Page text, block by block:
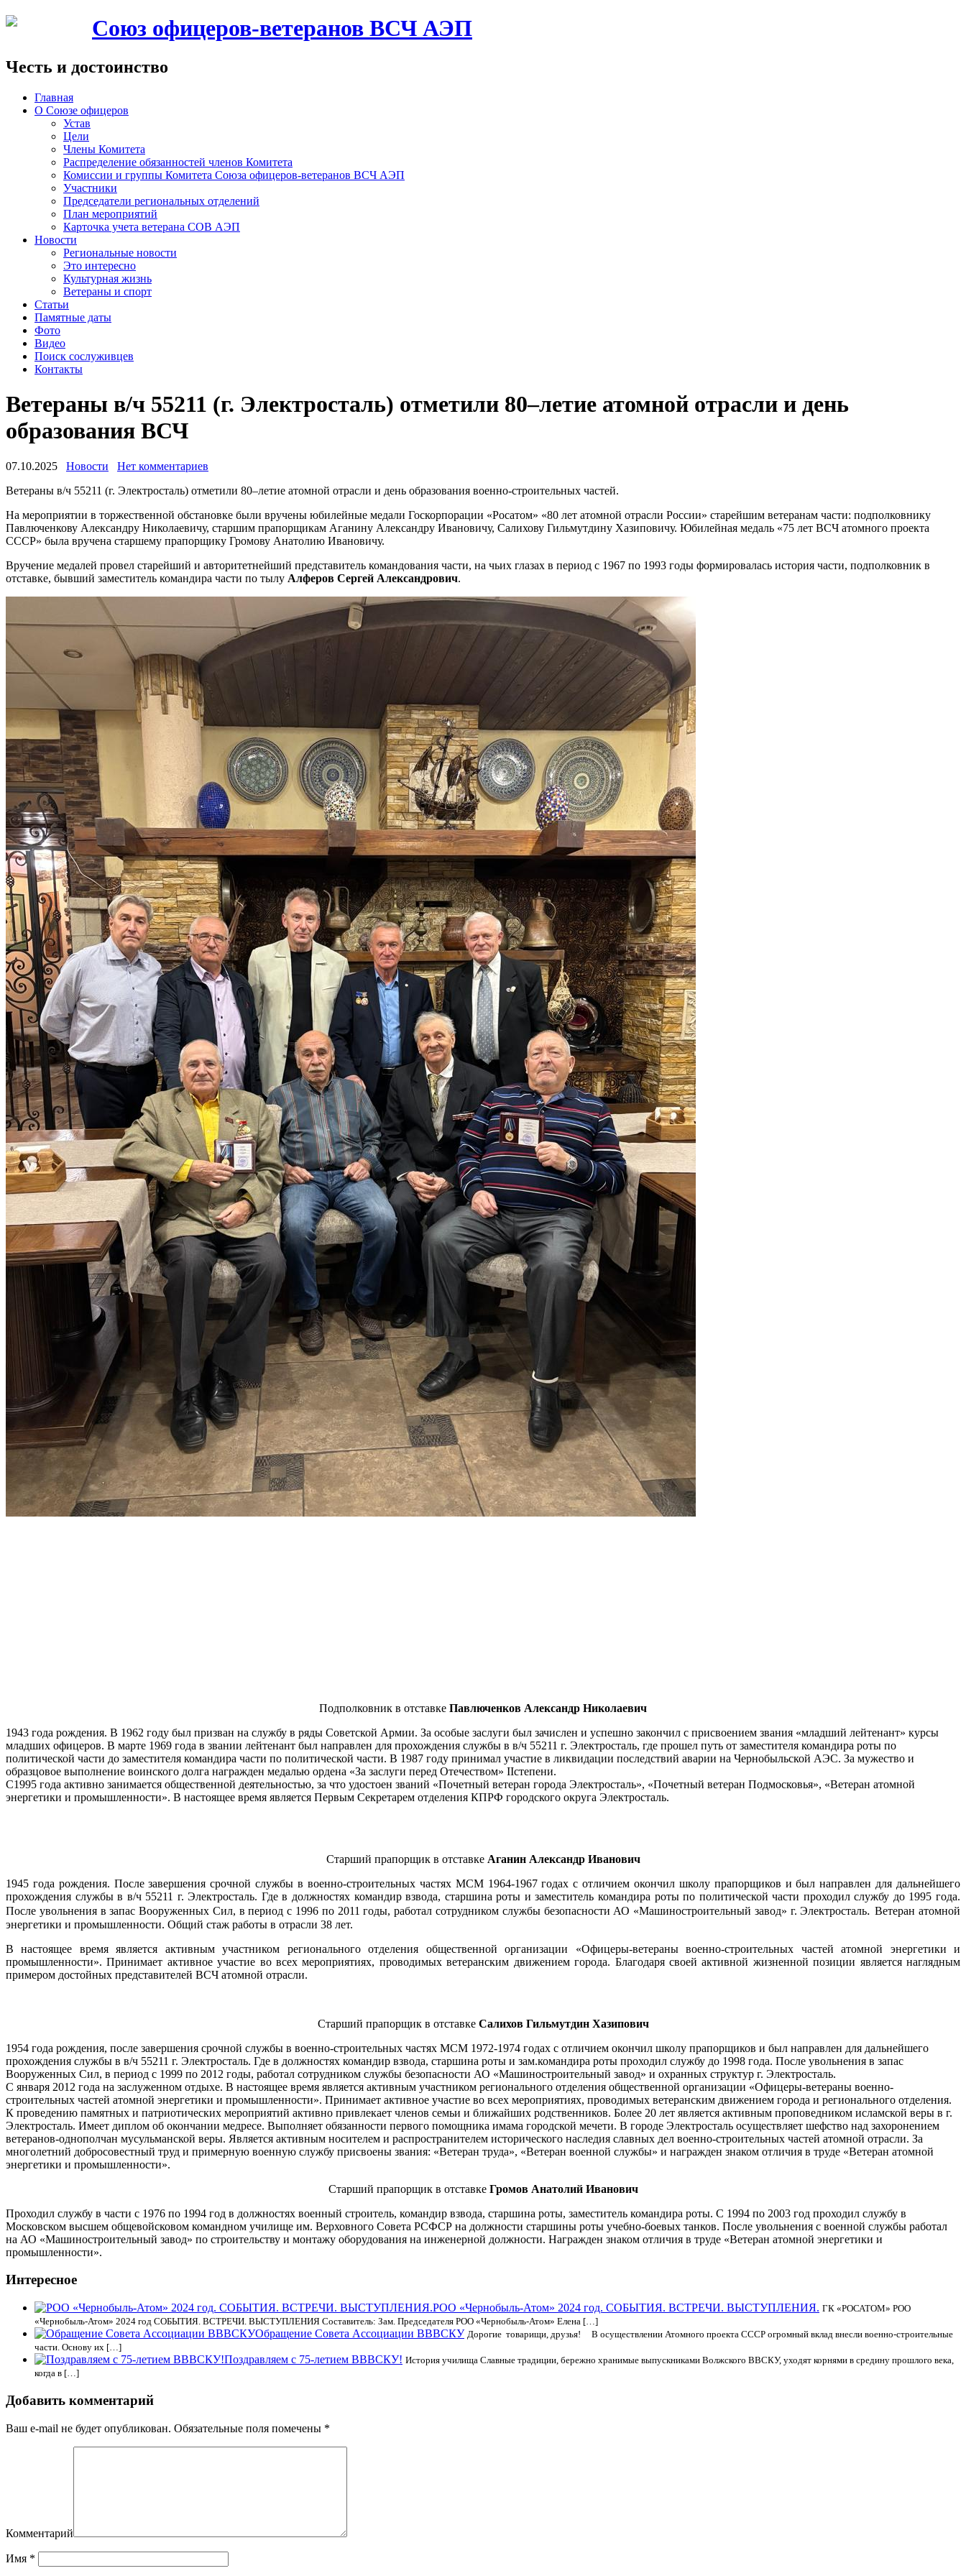
Союз офицеров-ветеранов ВСЧ АЭП
Честь и достоинство
Главная
О Союзе офицеров
Устав
Цели
Члены Комитета
Распределение обязанностей членов Комитета
Комиссии и группы Комитета Союза офицеров-ветеранов ВСЧ АЭП
Участники
Председатели региональных отделений
План мероприятий
Карточка учета ветерана CОВ АЭП
Новости
Региональные новости
Это интересно
Культурная жизнь
Ветераны и спорт
Статьи
Памятные даты
Фото
Видео
Поиск сослуживцев
Контакты
Ветераны в/ч 55211 (г. Электросталь) отметили 80–летие атомной отрасли и день
образования ВСЧ
07.10.2025 Новости
Нет комментариев
Ветераны в/ч 55211 (г. Электросталь) отметили 80–летие атомной отрасли и день образования военно-строительных частей.
На мероприятии в торжественной обстановке были вручены юбилейные медали Госкорпорации «Росатом» «80 лет атомной отрасли России» старейшим ветеранам части: подполковнику
Павлюченкову Александру Николаевичу, старшим прапорщикам Аганину Александру Ивановичу, Салихову Гильмутдину Хазиповичу. Юбилейная медаль «75 лет ВСЧ атомного проекта
СССР» была вручена старшему прапорщику Громову Анатолию Ивановичу.
Вручение медалей провел старейший и авторитетнейший представитель командования части, на чьих глазах в период с 1967 по 1993 годы формировалась история части, подполковник в
отставке, бывший заместитель командира части по тылу Алферов Сергей Александрович.
Подполковник в отставке Павлюченков Александр Николаевич
1943 года рождения. В 1962 году был призван на службу в ряды Советской Армии. За особые заслуги был зачислен и успешно закончил с присвоением звания «младший лейтенант» курсы
младших офицеров. В марте 1969 года в звании лейтенант был направлен для прохождения службы в в/ч 55211 г. Электросталь, где прошел путь от заместителя командира роты по
политической части до заместителя командира части по политической части. В 1987 году принимал участие в ликвидации последствий аварии на Чернобыльской АЭС. За мужество и
образцовое выполнение воинского долга награжден медалью ордена «За заслуги перед Отечеством» IIстепени.
С1995 года активно занимается общественной деятельностью, за что удостоен званий «Почетный ветеран города Электросталь», «Почетный ветеран Подмосковья», «Ветеран атомной
энергетики и промышленности». В настоящее время является Первым Секретарем отделения КПРФ городского округа Электросталь.
Старший прапорщик в отставке Аганин Александр Иванович
1945 года рождения. После завершения срочной службы в военно-строительных частях МСМ 1964-1967 годах с отличием окончил школу прапорщиков и был направлен для дальнейшего
прохождения службы в в/ч 55211 г. Электросталь. Где в должностях командир взвода, старшина роты и заместитель командира роты по политической части проходил службу до 1995 года.
После увольнения в запас Вооруженных Сил, в период с 1996 по 2011 годы, работал сотрудником службы безопасности АО «Машиностроительный завод» г. Электросталь.Ветеран атомной
энергетики и промышленности. Общий стаж работы в отрасли 38 лет.
В настоящее время является активным участником регионального отделения общественной организации «Офицеры-ветераны военно-строительных частей атомной энергетики и
промышленности». Принимает активное участие во всех мероприятиях, проводимых ветеранским движением города. Благодаря своей активной жизненной позиции является наглядным
примером достойных представителей ВСЧ атомной отрасли.
Старший прапорщик в отставке Салихов Гильмутдин Хазипович
1954 года рождения, после завершения срочной службы в военно-строительных частях МСМ 1972-1974 годах с отличием окончил школу прапорщиков и был направлен для дальнейшего
прохождения службы в в/ч 55211 г. Электросталь. Где в должностях командир взвода, старшина роты и зам.командира роты проходил службу до 1998 года. После увольнения в запас
Вооруженных Сил, в период с 1999 по 2012 годы, работал сотрудником службы безопасности АО «Машиностроительный завод» и охранных структур г. Электросталь.
С января 2012 года на заслуженном отдыхе. В настоящее время является активным участником регионального отделения общественной организации «Офицеры-ветераны военно-
строительных частей атомной энергетики и промышленности». Принимает активное участие во всех мероприятиях, проводимых ветеранским движением города и регионального отделения.
К проведению памятных и патриотических мероприятий активно привлекает членов семьи и ближайших родственников. Более 20 лет является активным проповедником исламской веры в г.
Электросталь. Имеет диплом об окончании медресе. Выполняет обязанности первого помощника имама городской мечети. В городе Электросталь осуществляет шефство над захоронением
ветеранов-однополчан мусульманской веры. Является активным носителем и распространителем исторического наследия славных дел военно-строительных частей атомной отрасли. За
многолетний добросовестный труд и примерную военную службу присвоены звания: «Ветеран труда», «Ветеран военной службы» и награжден знаком отличия в труде «Ветеран атомной
энергетики и промышленности».
Старший прапорщик в отставке Громов Анатолий Иванович
Проходил службу в части с 1976 по 1994 год в должностях военный строитель, командир взвода, старшина роты, заместитель командира роты. С 1994 по 2003 год проходил службу в
Московском высшем общевойсковом командном училище им. Верховного Совета РСФСР на должности старшины роты учебно-боевых танков. После увольнения с военной службы работал
на АО «Машиностроительный завод» по строительству и монтажу оборудования на инженерной должности. Награжден знаком отличия в труде «Ветеран атомной энергетики и
промышленности».
Интересное
РОО «Чернобыль-Атом» 2024 год. СОБЫТИЯ. ВСТРЕЧИ. ВЫСТУПЛЕНИЯ. ГК «РОСАТОМ» РОО
«Чернобыль-Атом» 2024 год СОБЫТИЯ. ВСТРЕЧИ. ВЫСТУПЛЕНИЯ Составитель: Зам. Председателя РОО «Чернобыль-Атом» Елена […]
Обращение Совета Ассоциации ВВВСКУ Дорогие товарищи, друзья! В осуществлении Атомного проекта СССР огромный вклад внесли военно-строительные
части. Основу их […]
Поздравляем с 75-летием ВВВСКУ! История училища Славные традиции, бережно хранимые выпускниками Волжского ВВСКУ, уходят корнями в средину прошлого века,
когда в […]
Добавить комментарий
Ваш e-mail не будет опубликован. Обязательные поля помечены *
Комментарий
Имя *